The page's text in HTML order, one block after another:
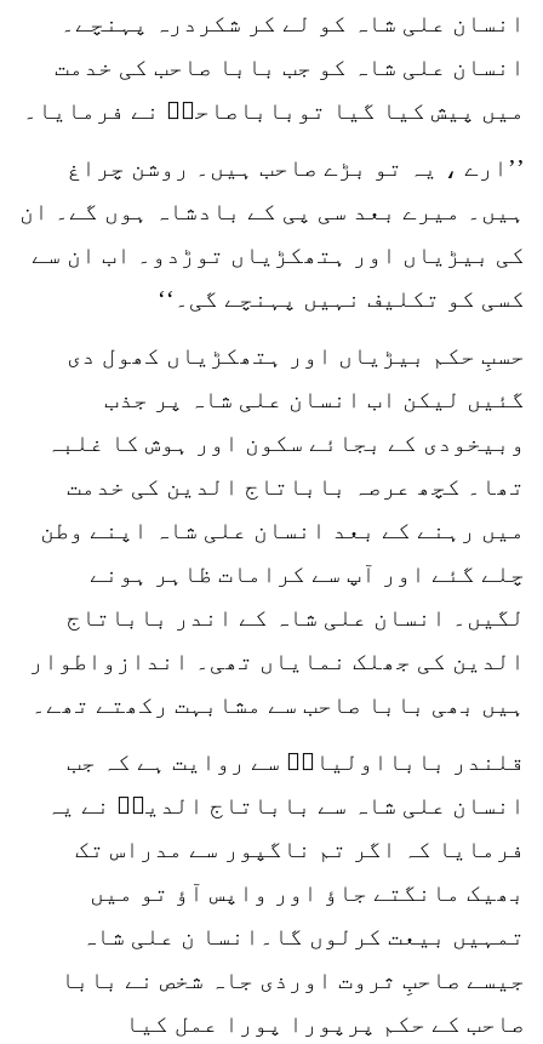
انسان علی شاہ کو لے کر شکردرہ پہنچے۔
انسان علی شاہ کو جب بابا صاحب کی خدمت
میں پیش کیا گیا توباباصاحبؒ نے فرمایا۔
’’ارے ، یہ تو بڑے صاحب ہیں۔ روشن چراغ
ہیں۔ میرے بعد سی پی کے بادشاہ ہوں گے۔ ان
کی بیڑیاں اور ہتھکڑیاں توڑدو۔ اب ان سے
کسی کو تکلیف نہیں پہنچے گی۔‘‘
حسبِ حکم بیڑیاں اور ہتھکڑیاں کھول دی
گئیں لیکن اب انسان علی شاہ پر جذب
وبیخودی کے بجائے سکون اور ہوش کا غلبہ
تھا۔ کچھ عرصہ باباتاج الدین کی خدمت
میں رہنے کے بعد انسان علی شاہ اپنے وطن
چلے گئے اور آپ سے کرامات ظاہر ہونے
لگیں۔ انسان علی شاہ کے اندر باباتاج
الدین کی جھلک نمایاں تھی۔ اندازواطوار
ہیں بھی بابا صاحب سے مشابہت رکھتے تھے۔
قلندر بابااولیاءؒ سے روایت ہے کہ جب
انسان علی شاہ سے باباتاج الدینؒ نے یہ
فرمایا کہ اگر تم ناگپور سے مدراس تک
بھیک مانگتے جاؤ اور واپس آؤ تو میں
تمہیں بیعت کرلوں گا۔انسا ن علی شاہ
جیسے صاحبِ ثروت اورذی جاہ شخص نے بابا
صاحب کے حکم پرپورا پورا عمل کیا